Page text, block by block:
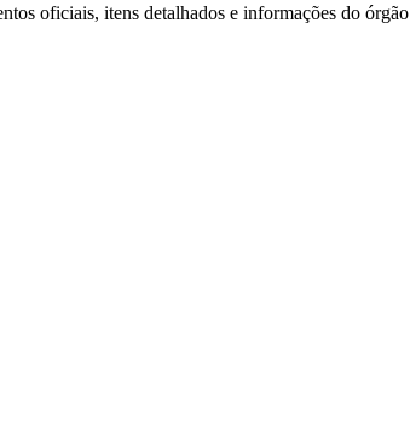
oficiais, itens detalhados e informações do